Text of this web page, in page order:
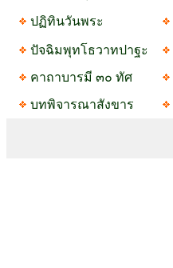
ปฏิทินวันพระ
ปัจฉิมพุทโธวาทปาฐะ
คาถาบารมี ๓๐ ทัศ
บทพิจารณาสังขาร